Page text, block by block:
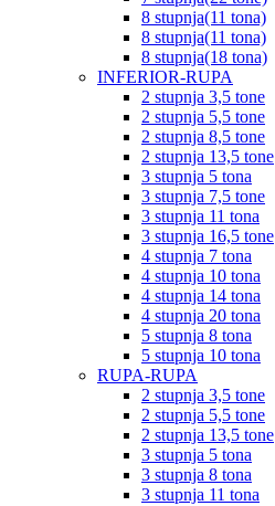
8 stupnja(11 tona)
8 stupnja(11 tona)
8 stupnja(18 tona)
INFERIOR-RUPA
2 stupnja 3,5 tone
2 stupnja 5,5 tone
2 stupnja 8,5 tone
2 stupnja 13,5 tone
3 stupnja 5 tona
3 stupnja 7,5 tone
3 stupnja 11 tona
3 stupnja 16,5 tone
4 stupnja 7 tona
4 stupnja 10 tona
4 stupnja 14 tona
4 stupnja 20 tona
5 stupnja 8 tona
5 stupnja 10 tona
RUPA-RUPA
2 stupnja 3,5 tone
2 stupnja 5,5 tone
2 stupnja 13,5 tone
3 stupnja 5 tona
3 stupnja 8 tona
3 stupnja 11 tona